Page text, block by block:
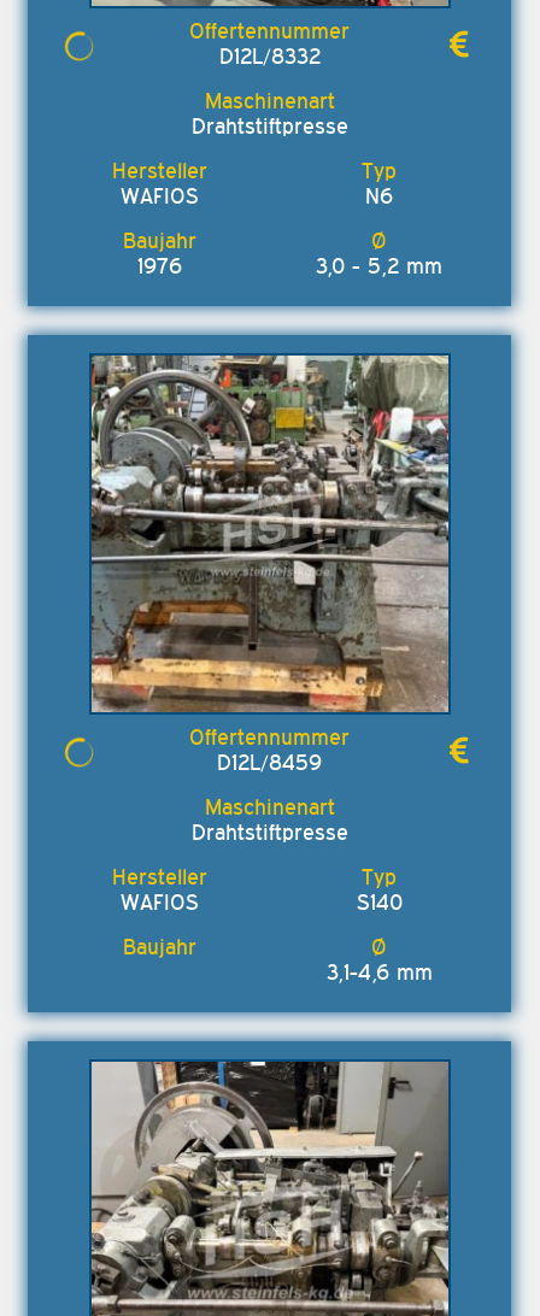
D12L/8332
Drahtstiftpresse
WAFIOS N6
1976 3,0 - 5,2 mm
D12L/8459
Drahtstiftpresse
WAFIOS S140
3,1-4,6 mm